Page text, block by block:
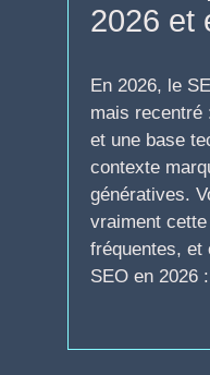
2026 et
En 2026, le
mais recentré
et une base
contexte
génératives.
vraiment
fréquentes, et
SEO en 2026